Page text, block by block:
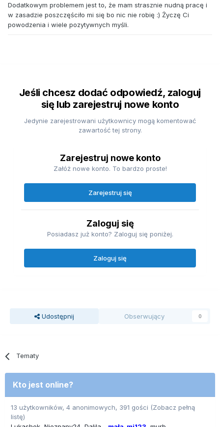
Dodatkowym problemem jest to, że mam strasznie nudną pracę i
w zasadzie poszczęściło mi się bo nic nie robię :) Życzę Ci
powodzenia i wiele pozytywnych myśli.
Jeśli chcesz dodać odpowiedź, zaloguj
się lub zarejestruj nowe konto
Jedynie zarejestrowani użytkownicy mogą komentować
zawartość tej strony.
Zarejestruj nowe konto
Załóż nowe konto. To bardzo proste!
Zarejestruj się
Zaloguj się
Posiadasz już konto? Zaloguj się poniżej.
Zaloguj się
Udostępnij Obserwujący 0
Tematy
Kto jest online?
13 użytkowników, 4 anonimowych, 391 gości (Zobacz pełną
listę)